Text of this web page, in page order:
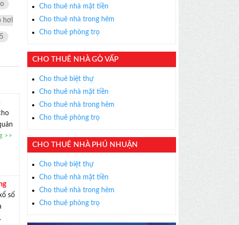
hơi
>>
số
Cho thuê nhà mặt tiền
Cho thuê nhà trong hẻm
Cho thuê phòng trọ
CHO THUÊ NHÀ GÒ VẤP
Cho thuê biệt thự
Cho thuê nhà mặt tiền
Cho thuê nhà trong hẻm
Cho thuê phòng trọ
CHO THUÊ NHÀ PHÚ NHUẬN
Cho thuê biệt thự
Cho thuê nhà mặt tiền
Cho thuê nhà trong hẻm
Cho thuê phòng trọ